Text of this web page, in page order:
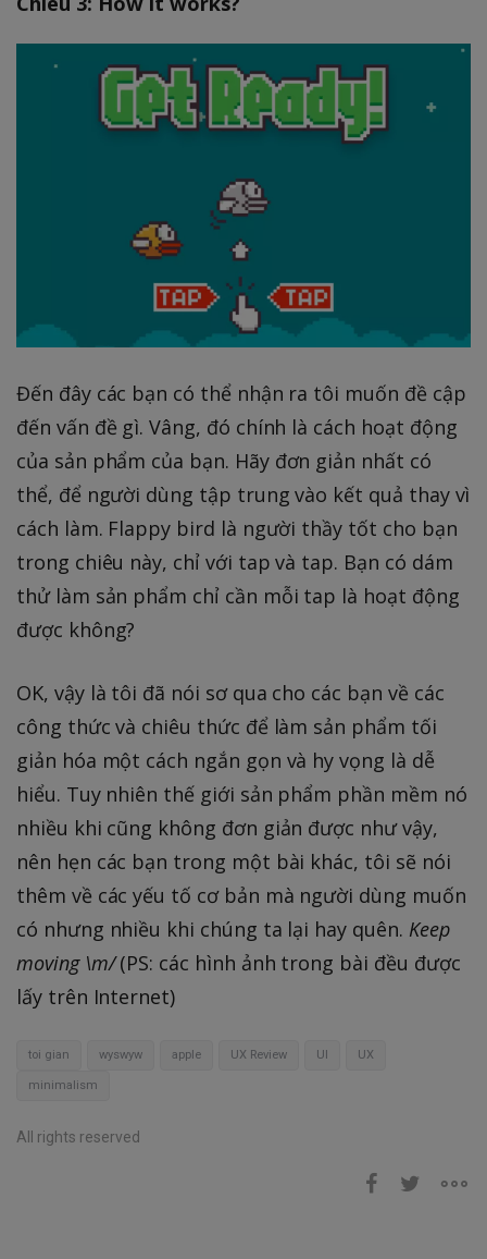
Đến đây các bạn có thể nhận ra tôi muốn đề cập
đến vấn đề gì. Vâng, đó chính là cách hoạt động
của sản phẩm của bạn. Hãy đơn giản nhất có
thể, để người dùng tập trung vào kết quả thay vì
cách làm. Flappy bird là người thầy tốt cho bạn
trong chiêu này, chỉ với tap và tap. Bạn có dám
thử làm sản phẩm chỉ cần mỗi tap là hoạt động
được không?
OK, vậy là tôi đã nói sơ qua cho các bạn về các
công thức và chiêu thức để làm sản phẩm tối
giản hóa một cách ngắn gọn và hy vọng là dễ
hiểu. Tuy nhiên thế giới sản phẩm phần mềm nó
nhiều khi cũng không đơn giản được như vậy,
nên hẹn các bạn trong một bài khác, tôi sẽ nói
thêm về các yếu tố cơ bản mà người dùng muốn
có nhưng nhiều khi chúng ta lại hay quên. Keep
moving \m/(PS: các hình ảnh trong bài đều được
lấy trên Internet)
toi gian wyswyw apple UX Review UI UX
minimalism
All rights reserved